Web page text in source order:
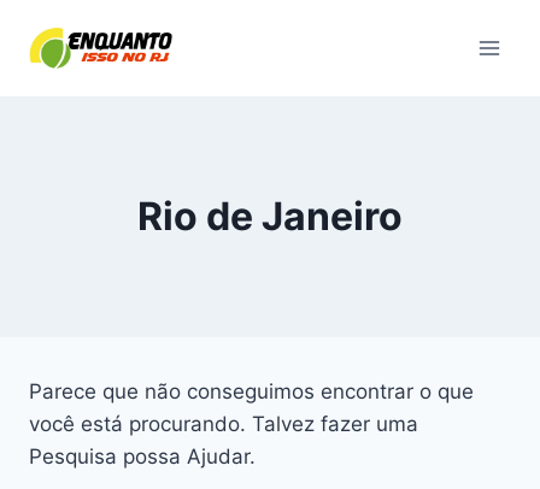
para
Rio de Janeiro
Parece que não conseguimos encontrar o que
você está procurando. Talvez fazer uma
Pesquisa possa Ajudar.